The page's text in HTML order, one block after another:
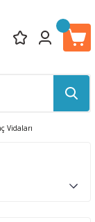
Vidaları